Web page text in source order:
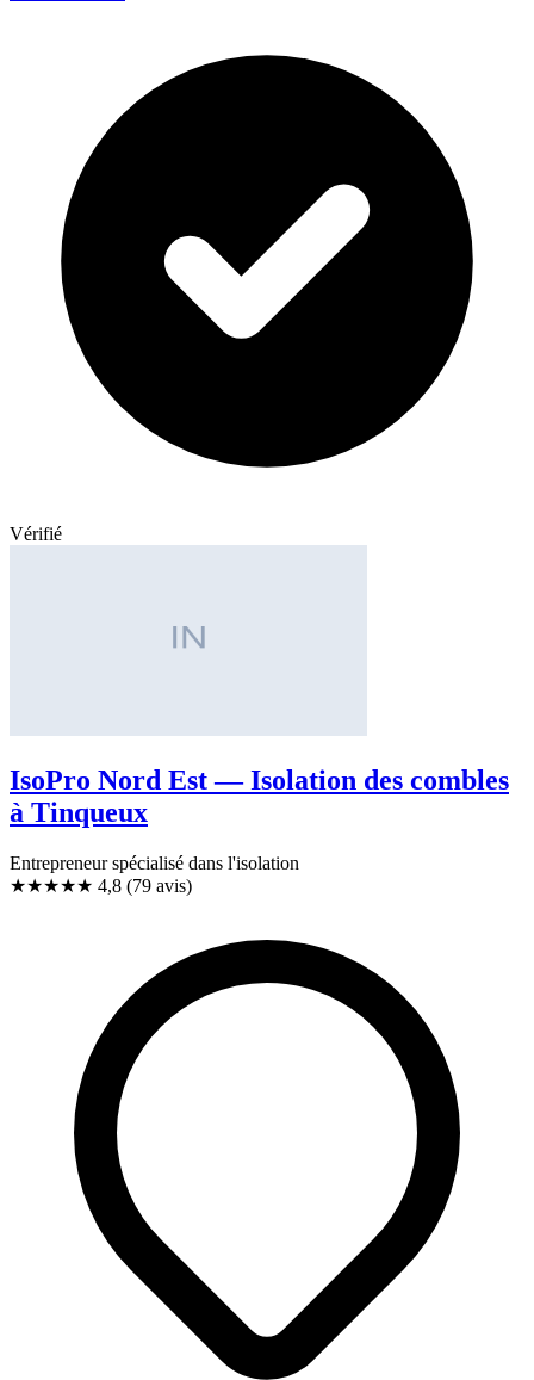
Vérifié
IsoPro Nord Est — Isolation des combles
à Tinqueux
Entrepreneur spécialisé dans l'isolation
★★★★★ 4,8 (79 avis)